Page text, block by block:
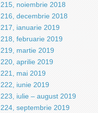
215, noiembrie 2018
216, decembrie 2018
217, ianuarie 2019
218, februarie 2019
219, martie 2019
220, aprilie 2019
221, mai 2019
222, iunie 2019
223, iulie – august 2019
224, septembrie 2019